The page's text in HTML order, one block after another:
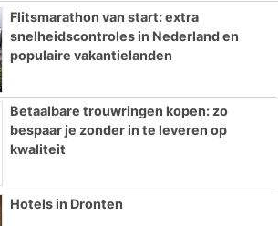
Flitsmarathon van start: extra
snelheidscontroles in Nederland en
populaire vakantielanden
Betaalbare trouwringen kopen: zo
bespaar je zonder in te leveren op
kwaliteit
Hotels in Dronten